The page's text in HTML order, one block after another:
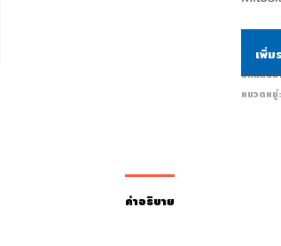
เพิ่ม
รหัสสิน
หมวดหมู่:
คำอธิบาย